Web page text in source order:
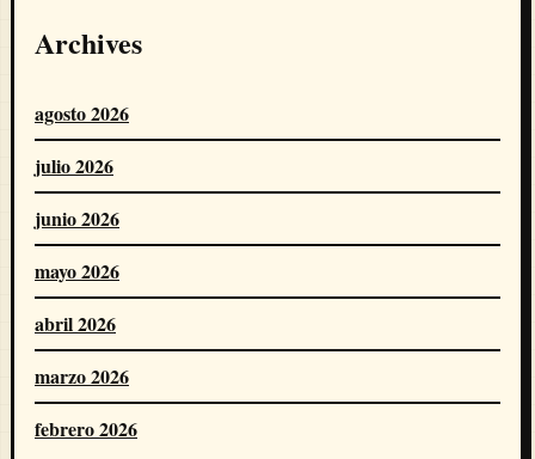
Archives
agosto 2026
julio 2026
junio 2026
mayo 2026
abril 2026
marzo 2026
febrero 2026